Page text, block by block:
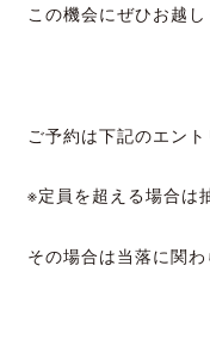
この機会にぜひお越し
ご予約は下記のエン
※定員を超える場合は
その場合は当落に関わ